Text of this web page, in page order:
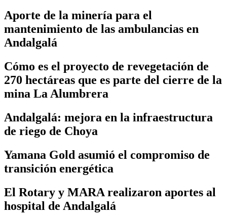
Aporte de la minería para el
mantenimiento de las ambulancias en
Andalgalá
Cómo es el proyecto de revegetación de
270 hectáreas que es parte del cierre de la
mina La Alumbrera
Andalgalá: mejora en la infraestructura
de riego de Choya
Yamana Gold asumió el compromiso de
transición energética
El Rotary y MARA realizaron aportes al
hospital de Andalgalá